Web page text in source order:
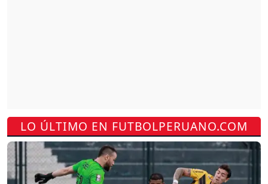
LO ÚLTIMO EN FUTBOLPERUANO.COM